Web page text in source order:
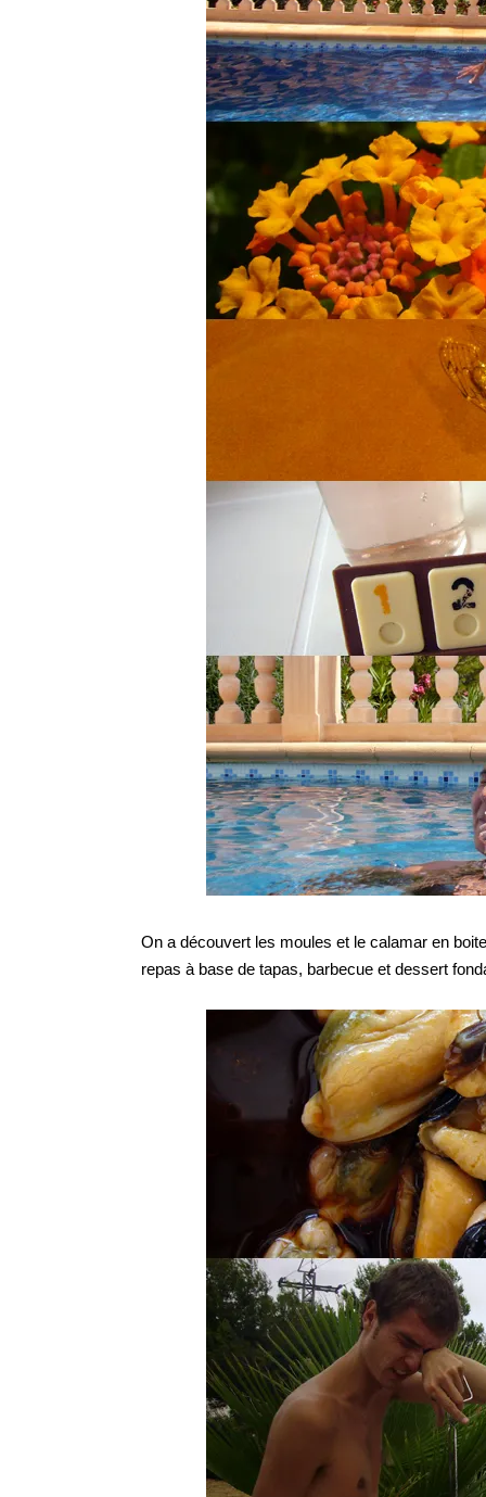
On a découvert les moules et le calamar en
repas à base de tapas, barbecue et dessert